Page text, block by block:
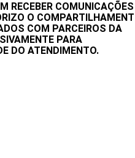
RECEBER
O
COM PARCEIROS DA
PARA
DO ATENDIMENTO.